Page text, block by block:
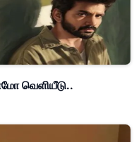
வெளியீடு..